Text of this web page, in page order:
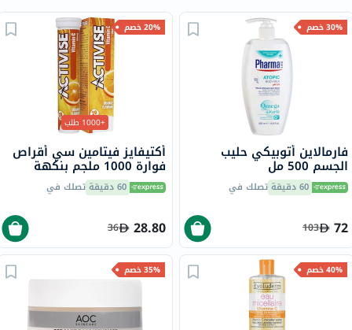
30% خصم
فارمالاين أتوبيكي حليب
الجسم 500 مل
60 دقيقة تصلك في
72
103
20% خصم
+1000 طلب
أكتيفايز فيتامين سي أقراص
فوارة 1000 ملجم بنكهة
البرتقال حزمة من 20
60 دقيقة تصلك في
28.80
36
40% خصم 35% خصم